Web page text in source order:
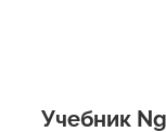
Учебник